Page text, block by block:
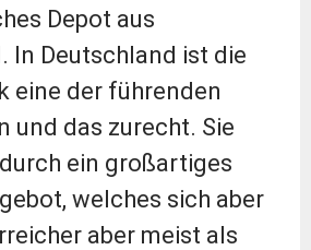
Depot aus
In Deutschland ist die
eine der führenden
und das zurecht. Sie
ein großartiges
welches sich aber
aber meist als